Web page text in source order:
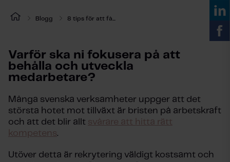
Blogg 8 tips för att få...
Varför ska ni fokusera på att
behålla och utveckla
medarbetare?
Många svenska verksamheter uppger att det
största hotet mot tillväxt är bristen på arbetskraft
och att det blir allt svårare att hitta rätt
kompetens.
Utöver detta är rekrytering väldigt kostsamt och